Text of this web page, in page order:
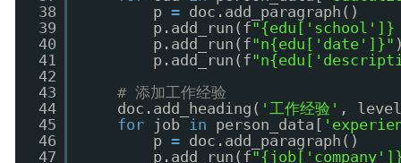
38
39
40
41
42
43
44
45
46
47
p = doc.add_paragraph()
p.add_run(f
p.add_run(f"n{edu['date']}"
p.add_run(f
# 添加工作经验
doc.add_heading( '工作经验' ,
for
job in person_data[
p = doc.add_paragraph()
p.add_run(f